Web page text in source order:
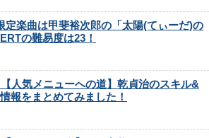
定楽曲は甲斐裕次郎の「太陽(てぃーだ)の
の難易度は23！
人気メニューへの道】乾貞治のスキル&
報をまとめてみました！